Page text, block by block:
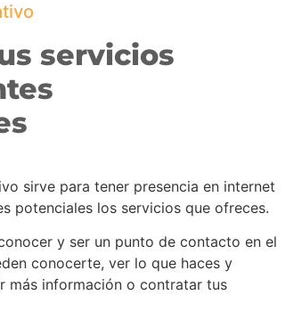
servicios
sirve para tener presencia en internet
potenciales los servicios que ofreces.
y ser un punto de contacto en el
conocerte, ver lo que haces y
más información o contratar tus